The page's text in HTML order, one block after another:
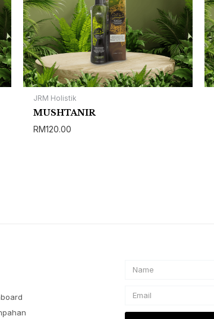
JRM Holistik
MUSHTANIR
RM120.00
Name
Email